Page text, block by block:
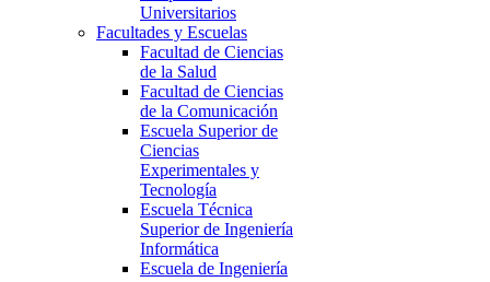
Universitarios
Facultades y Escuelas
Facultad de Ciencias
de la Salud
Facultad de Ciencias
de la Comunicación
Escuela Superior de
Ciencias
Experimentales y
Tecnología
Escuela Técnica
Superior de Ingeniería
Informática
Escuela de Ingeniería